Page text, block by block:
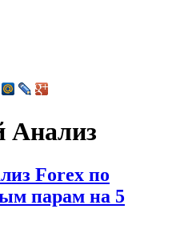
Анализ
Forex по
парам на 5